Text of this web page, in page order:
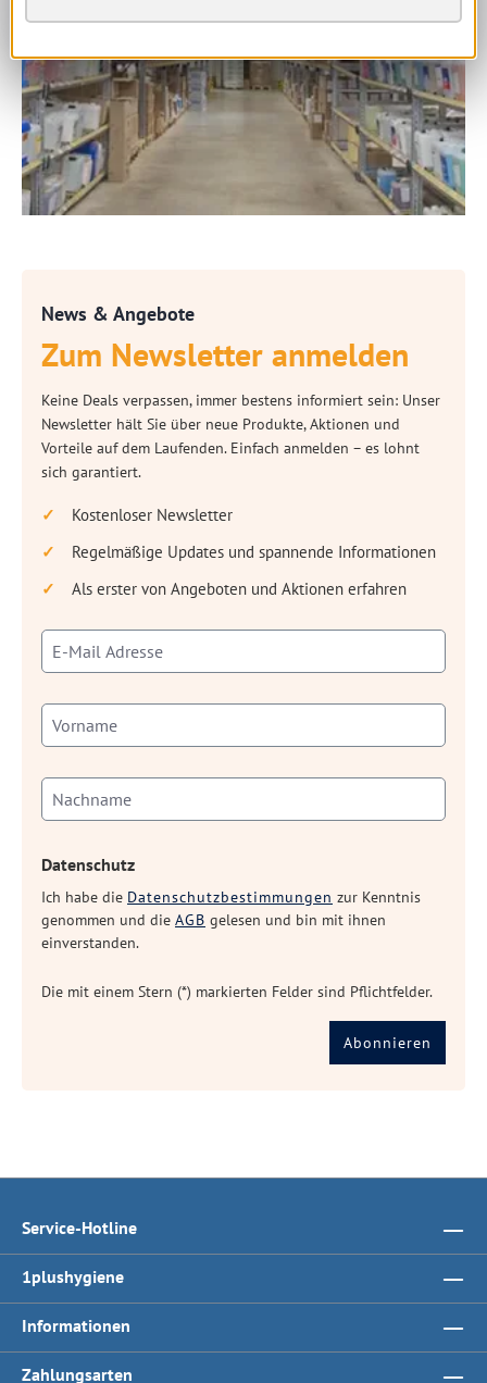
News & Angebote
Zum Newsletter anmelden
Keine Deals verpassen, immer bestens informiert sein: Unser
Newsletter hält Sie über neue Produkte, Aktionen und
Vorteile auf dem Laufenden. Einfach anmelden – es lohnt
sich garantiert.
Kostenloser Newsletter
Regelmäßige Updates und spannende Informationen
Als erster von Angeboten und Aktionen erfahren
Datenschutz
Ich habe die Datenschutzbestimmungen zur Kenntnis
genommen und die AGB gelesen und bin mit ihnen
einverstanden.
Die mit einem Stern (*) markierten Felder sind Pflichtfelder.
Abonnieren
Service-Hotline
1plushygiene
Informationen
Zahlungsarten